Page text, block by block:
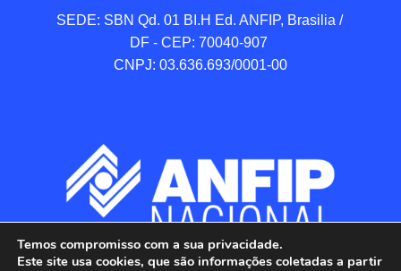
SEDE: SBN Qd. 01 BI.H Ed. ANFIP, Brasilia /
DF - CEP: 70040-907
CNPJ: 03.636.693/0001-00
Temos compromisso com a sua privacidade.
Este site usa cookies, que são informações coletadas a partir